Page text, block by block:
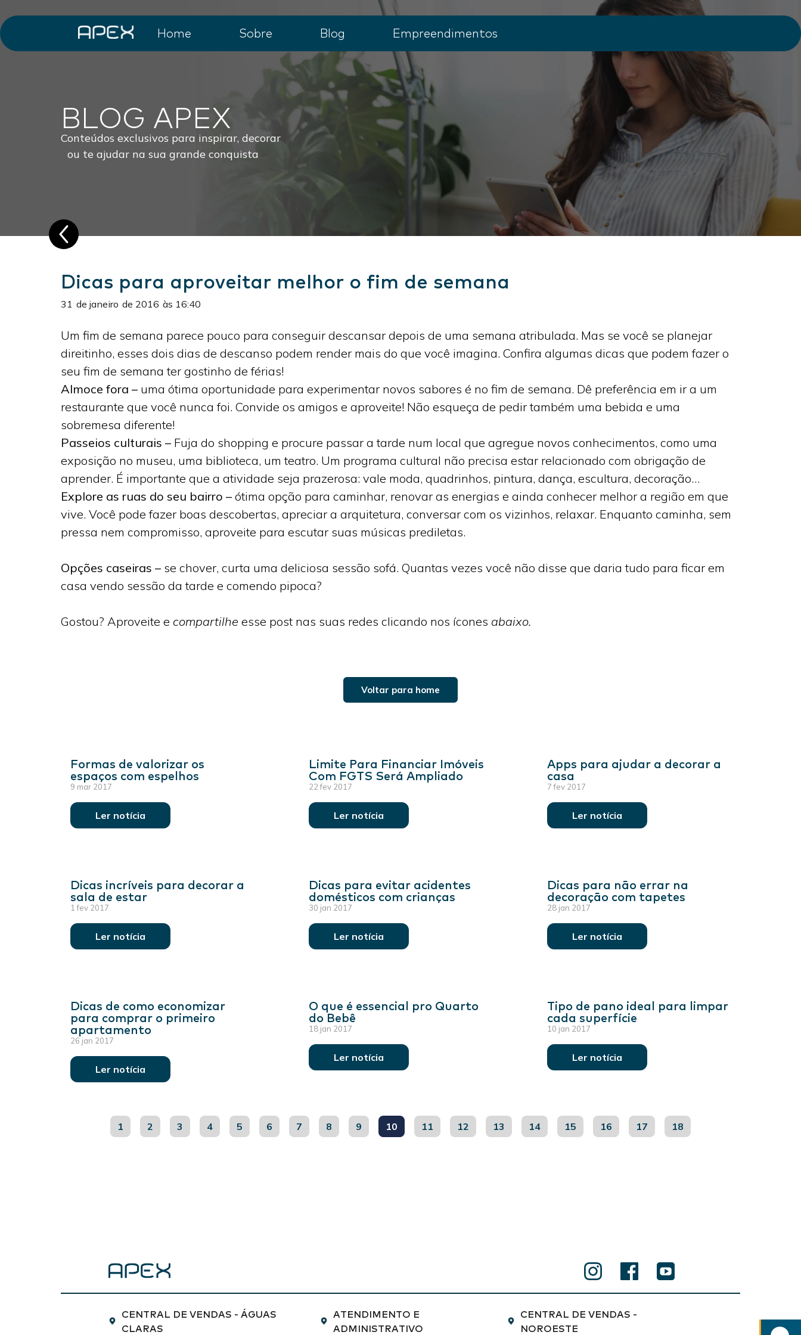
Home Sobre Blog Empreendimentos
BLOG APEX
Conteúdos exclusivos para inspirar, decorar
ou te ajudar na sua grande conquista
Dicas para aproveitar melhor o fim de semana
31 de janeiro de 2016 às 16:40
Um fim de semana parece pouco para conseguir descansar depois de uma semana atribulada. Mas se você se planejar
direitinho, esses dois dias de descanso podem render mais do que você imagina. Confira algumas dicas que podem fazer o
seu fim de semana ter gostinho de férias!
Almoce fora – uma ótima oportunidade para experimentar novos sabores é no fim de semana. Dê preferência em ir a um
restaurante que você nunca foi. Convide os amigos e aproveite! Não esqueça de pedir também uma bebida e uma
sobremesa diferente!
Passeios culturais – Fuja do shopping e procure passar a tarde num local que agregue novos conhecimentos, como uma
exposição no museu, uma biblioteca, um teatro. Um programa cultural não precisa estar relacionado com obrigação de
aprender. É importante que a atividade seja prazerosa: vale moda, quadrinhos, pintura, dança, escultura, decoração…
Explore as ruas do seu bairro – ótima opção para caminhar, renovar as energias e ainda conhecer melhor a região em que
vive. Você pode fazer boas descobertas, apreciar a arquitetura, conversar com os vizinhos, relaxar. Enquanto caminha, sem
pressa nem compromisso, aproveite para escutar suas músicas prediletas.
Opções caseiras – se chover, curta uma deliciosa sessão sofá. Quantas vezes você não disse que daria tudo para ficar em
casa vendo sessão da tarde e comendo pipoca?
Gostou? Aproveite e compartilhe esse post nas suas redes clicando nos ícones abaixo.
Voltar para home
Formas de valorizar os
espaços com espelhos
9 mar 2017
Ler notícia
Limite Para Financiar Imóveis
Com FGTS Será Ampliado
22 fev 2017
Ler notícia
Apps para ajudar a decorar a
casa
7 fev 2017
Ler notícia
Dicas incríveis para decorar a
sala de estar
1 fev 2017
Ler notícia
Dicas para evitar acidentes
domésticos com crianças
30 jan 2017
Ler notícia
Dicas para não errar na
decoração com tapetes
28 jan 2017
Ler notícia
Dicas de como economizar
para comprar o primeiro
apartamento
26 jan 2017
Ler notícia
O que é essencial pro Quarto
do Bebê
18 jan 2017
Ler notícia
Tipo de pano ideal para limpar
cada superfície
10 jan 2017
Ler notícia
1 2 3 4 5 6 7 8 9 10 11 12 13 14 15 16 17 18
CENTRAL DE VENDAS - ÁGUAS
CLARAS
ATENDIMENTO E
ADMINISTRATIVO
CENTRAL DE VENDAS -
NOROESTE